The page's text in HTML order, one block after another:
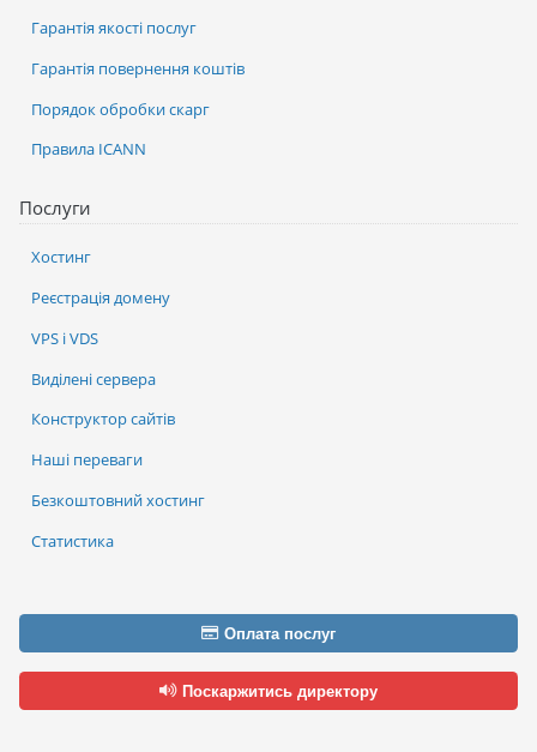
Послуги
Хостинг
Реєстрація домену
VPS і VDS
Виділені сервера
Конструктор сайтів
Наші переваги
Безкоштовний хостинг
Статистика
Гарантія якості послуг
Гарантія повернення коштів
Порядок обробки скарг
Правила ICANN
Оплата послуг
Поскаржитись директору